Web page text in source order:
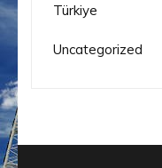
Türkiye
Uncategorized